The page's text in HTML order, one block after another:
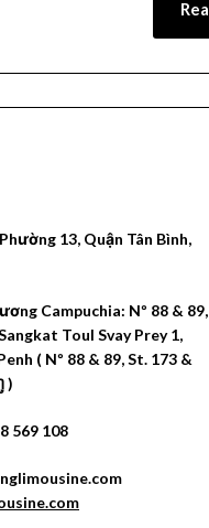
13, Quận Tân Bình,
Campuchia: Nº 88 & 89,
Toul Svay Prey 1,
( Nº 88 & 89, St. 173 &
)
569 108